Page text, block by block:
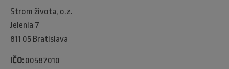
Strom života, o.z.
Jelenia 7
811 05 Bratislava
IČO:00587010